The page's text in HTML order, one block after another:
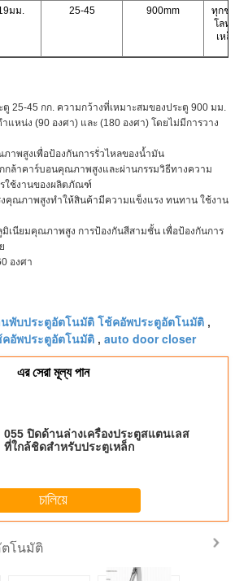
มม. 25-45 900mm
ทุกช
โลห
เห
25-45 กก. ความกว้างที่เหมาะสมของประตู 900 มม.
แหน่ง (90 องศา) และ (180 องศา) โดยไม่มีการวาง
าพสูงเพื่อป้องกันการรั่วไหลของน้ำมัน
กล้าคาร์บอนคุณภาพสูงและผ่านกรรมวิธีทางความ
รใช้งานของผลิตภัณฑ์
งคุณภาพสูงทำให้สินค้ามีความแข็งแรง ทนทาน ใช้งาน
เนียมคุณภาพสูง การป้องกันสีสามชั้น เพื่อป้องกันการ
องศา
พับประตูอัตโนมัติ โช้คอัพประตูอัตโนมัติ ,
อัพประตูอัตโนมัติ , auto door closer
এর সেরা মূল্য পান
055 ปิดด้านล่างเครื่องประตูสแตนเลส
ที่ใกล้ชิดสำหรับประตูเหล็ก
চালিয়ে
โนมัติ